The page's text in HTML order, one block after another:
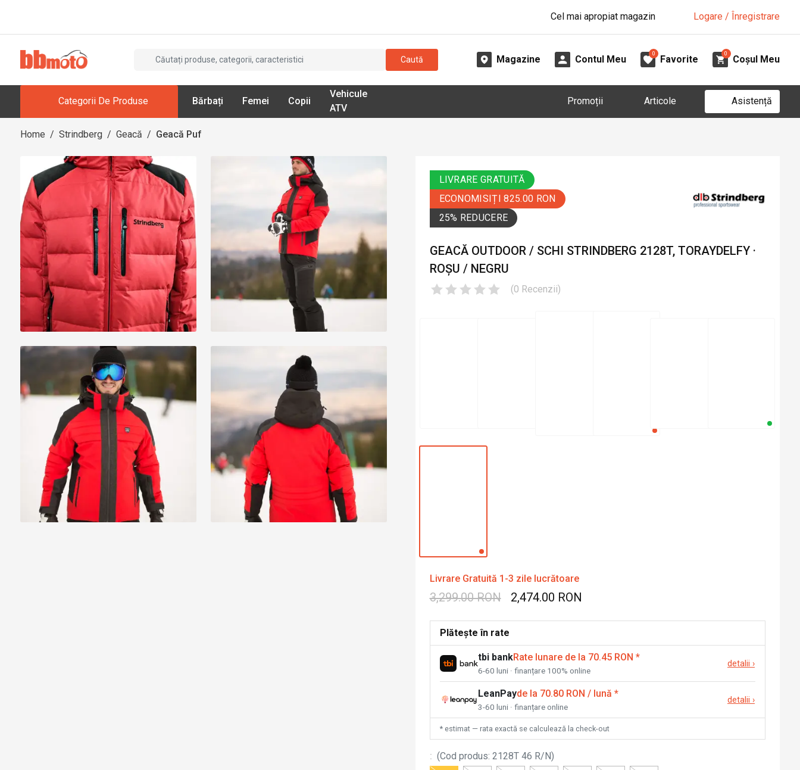
Cel mai apropiat magazin Logare / Înregistrare
Caută Magazine Contul Meu
0
Favorite
0
Coșul Meu
Categorii De Produse Bărbați Femei Copii
Vehicule
ATV
Promoții Articole Asistență
Home / Strindberg / Geacă / Geacă Puf
LIVRARE GRATUITĂ
ECONOMISIȚI 825.00 RON
25% REDUCERE
GEACĂ OUTDOOR / SCHI STRINDBERG 2128T, TORAYDELFY ·
ROȘU / NEGRU
(0 Recenzii)
Livrare Gratuită 1-3 zile lucrătoare
3,299.00 RON 2,474.00 RON
Plătește în rate
tbi bankRate lunare de la 70.45 RON *
6-60 luni · finanțare 100% online
detalii ›
LeanPayde la 70.80 RON / lună *
3-60 luni · finanțare online
detalii ›
* estimat — rata exactă se calculează la check-out
: (Cod produs: 2128T 46 R/N)